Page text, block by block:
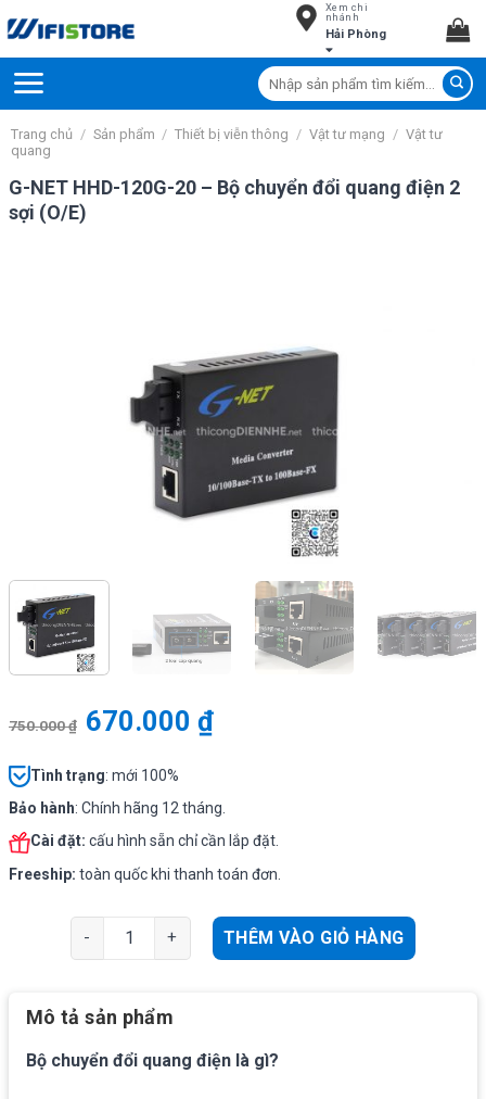
to
Xem chi
nhánh
Hải Phòng
Tìm
kiếm:
Trang chủ / Sản phẩm / Thiết bị viễn thông / Vật tư mạng / Vật tư
quang
G-NET HHD-120G-20 – Bộ chuyển đổi quang điện 2
sợi (O/E)
750.000₫ 670.000₫
Tình trạng: mới 100%
Bảo hành: Chính hãng 12 tháng.
Cài đặt: cấu hình sẵn chỉ cần lắp đặt.
Freeship: toàn quốc khi thanh toán đơn.
G-NET HHD-120G-20 - Bộ chuyển đổi quang điện 2 sợi
THÊM VÀO GIỎ HÀNG
Mô tả sản phẩm
Bộ chuyển đổi quang điện là gì?